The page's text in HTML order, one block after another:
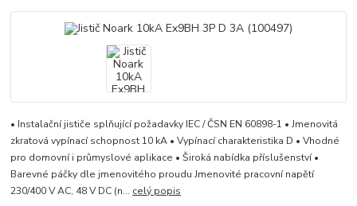
• Instalační jističe splňující požadavky IEC / ČSN EN 60898-1 • Jmenovitá
zkratová vypínací schopnost 10 kA • Vypínací charakteristika D • Vhodné
pro domovní i průmyslové aplikace • Široká nabídka příslušenství •
Barevné páčky dle jmenovitého proudu Jmenovité pracovní napětí
230/400 V AC, 48 V DC (n... celý popis